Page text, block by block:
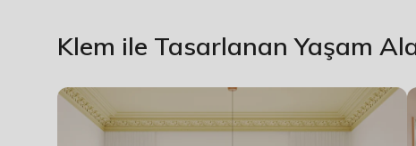
Klem ile Tasarlanan Yaşam